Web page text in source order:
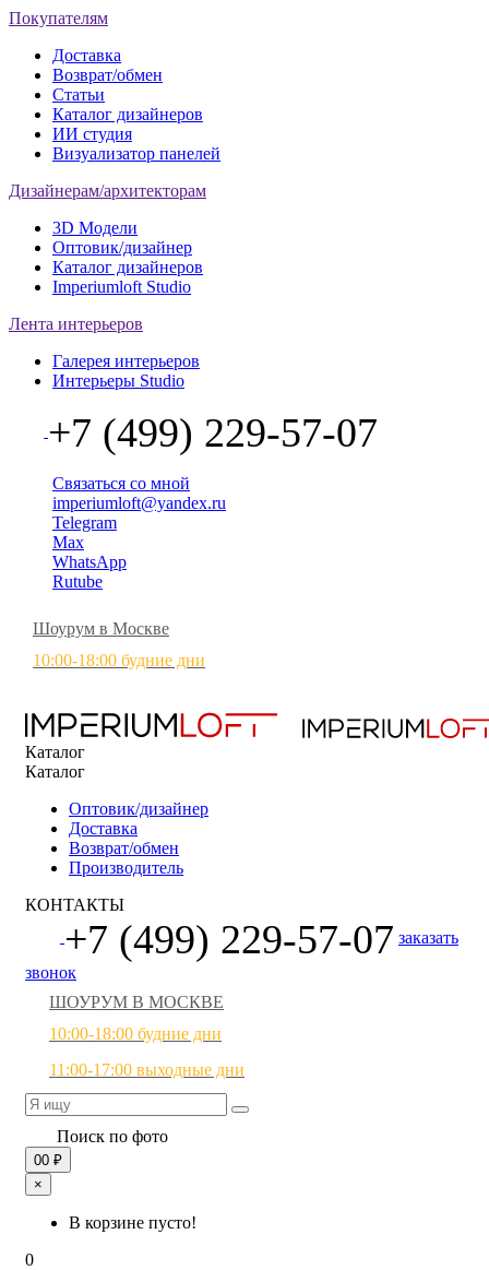
Покупателям
Доставка
Возврат/обмен
Статьи
Каталог дизайнеров
ИИ студия
Визуализатор панелей
Дизайнерам/архитекторам
3D Модели
Оптовик/дизайнер
Каталог дизайнеров
Imperiumloft Studio
Лента интерьеров
Галерея интерьеров
Интерьеры Studio
+7 (499) 229-57-07
Связаться со мной
imperiumloft@yandex.ru
Telegram
Max
WhatsApp
Rutube
Шоурум в Москве
10:00-18:00 будние дни
Каталог
Каталог
Оптовик/дизайнер
Доставка
Возврат/обмен
Производитель
КОНТАКТЫ
+7 (499) 229-57-07 заказать
звонок
ШОУРУМ В МОСКВЕ
10:00-18:00 будние дни
11:00-17:00 выходные дни
Поиск по фото
00 ₽
×
В корзине пусто!
0